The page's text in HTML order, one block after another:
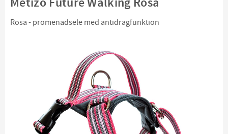
Rosa - promenadsele med antidragfunktion